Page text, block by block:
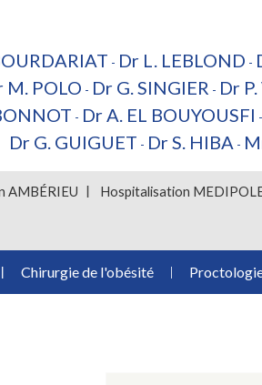
- Dr L. LEBLOND -
M. POLO - Dr G. SINGIER - Dr
- Dr A. EL BOUYOUSFI -
Dr G. GUIGUET - Dr S. HIBA -
AMBÉRIEU Hospitalisation
Chirurgie de l'obésité